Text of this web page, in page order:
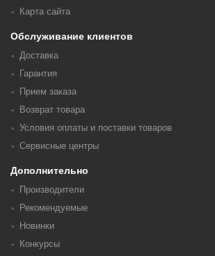
Карта сайта
Обслуживание клиентов
Доставка
Гарантия
Прием заказа
Возврат товара
Условия оплаты и поставки товаров
Сервисные центры
Дополнительно
Производители
Рекомендуемые
Новинки
Конкурсы